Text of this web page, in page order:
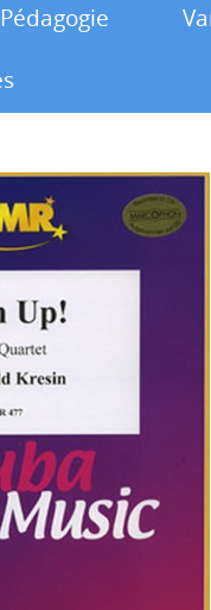
Pédagogie